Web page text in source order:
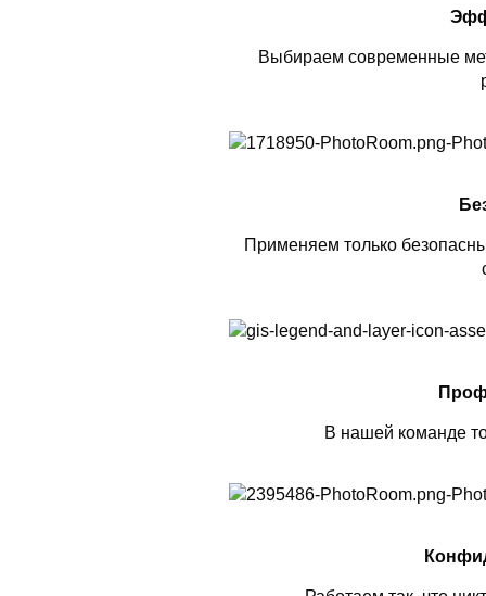
Выбираем современные
Применяем только
В нашей команде